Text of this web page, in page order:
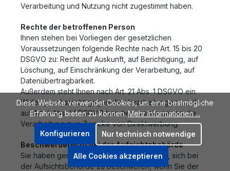
Verarbeitung und Nutzung nicht zugestimmt haben.
Rechte der betroffenen Person
Ihnen stehen bei Vorliegen der gesetzlichen
Voraussetzungen folgende Rechte nach Art. 15 bis 20
DSGVO zu: Recht auf Auskunft, auf Berichtigung, auf
Löschung, auf Einschränkung der Verarbeitung, auf
Datenübertragbarkeit.
Außerdem steht Ihnen nach Art. 21 Abs. 1 DSGVO ein
Widerspruchsrecht gegen die Verarbeitungen zu, die
auf Art. 6 Abs. 1 f DSGVO beruhen, sowie gegen die
Verarbeitung zum Zwecke von Direktwerbung.
Beschwerderecht bei der Aufsichtsbehörde
Sie haben gemäß Art. 77 DSGVO das Recht, sich bei
der Aufsichtsbehörde zu beschweren, wenn Sie der
Diese Website verwendet Cookies, um eine bestmögliche
Erfahrung bieten zu können.Mehr Informationen ...
Nur technisch notwendige
Konfigurieren
Alle Cookies akzeptieren